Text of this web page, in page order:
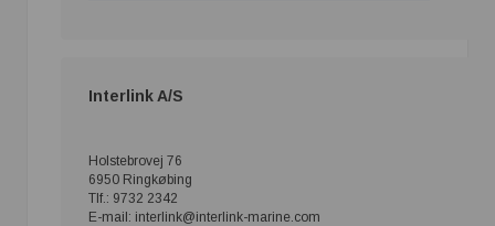
Interlink A/S
Holstebrovej 76
6950 Ringkøbing
Tlf.: 9732 2342
E-mail: interlink@interlink-marine.com